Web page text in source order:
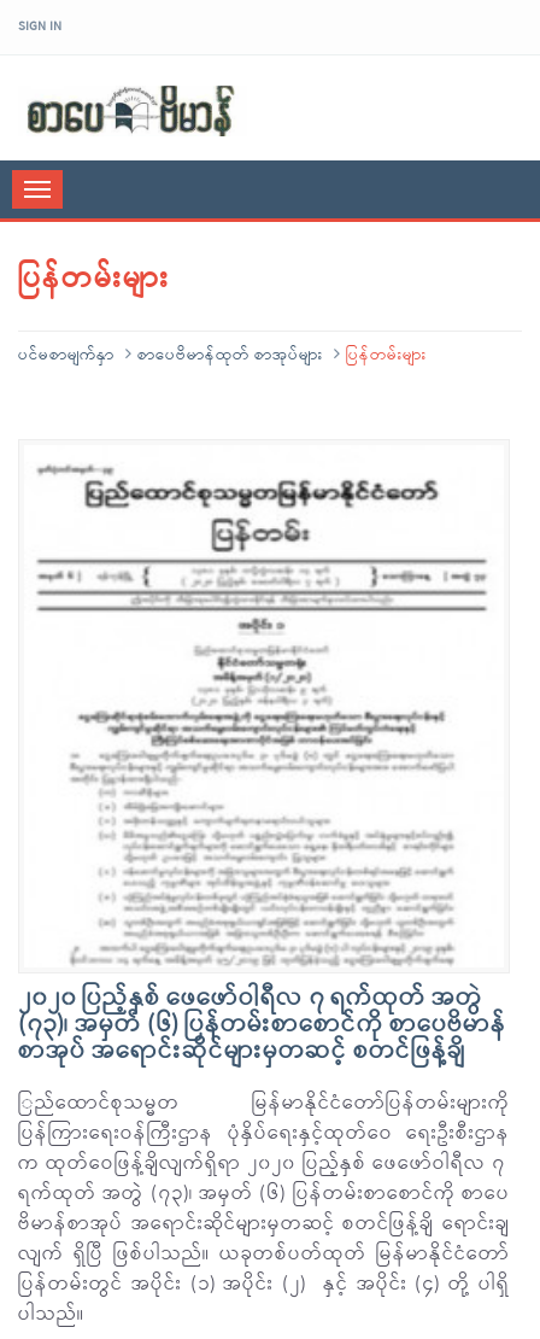
SIGN IN
Toggle
navigation
ပြန်တမ်းများ
ပင်မစာမျက်နှာ စာပေဗိမာန်ထုတ် စာအုပ်များ ပြန်တမ်းများ
၂၀၂၀ ပြည့်နှစ် ဖေဖော်ဝါရီလ ၇ ရက်ထုတ် အတွဲ
(၇၃)၊ အမှတ် (၆) ပြန်တမ်းစာစောင်ကို စာပေဗိမာန်
စာအုပ် အရောင်းဆိုင်များမှတဆင့် စတင်ဖြန့်ချိ
ြည်ထောင်စုသမ္မတ မြန်မာနိုင်ငံတော်ပြန်တမ်းများကို
ပြန်ကြားရေးဝန်ကြီးဌာန ပုံနှိပ်ရေးနှင့်ထုတ်ဝေ ရေးဦးစီးဌာန
က ထုတ်ဝေဖြန့်ချိလျက်ရှိရာ ၂၀၂၀ ပြည့်နှစ် ဖေဖော်ဝါရီလ ၇
ရက်ထုတ် အတွဲ (၇၃)၊ အမှတ် (၆) ပြန်တမ်းစာစောင်ကို စာပေ
ဗိမာန်စာအုပ် အရောင်းဆိုင်များမှတဆင့် စတင်ဖြန့်ချိ ရောင်းချ
လျက် ရှိပြီ ဖြစ်ပါသည်။ ယခုတစ်ပတ်ထုတ် မြန်မာနိုင်ငံတော်
ပြန်တမ်းတွင် အပိုင်း (၁) အပိုင်း (၂) နှင့် အပိုင်း (၄) တို့ ပါရှိ
ပါသည်။